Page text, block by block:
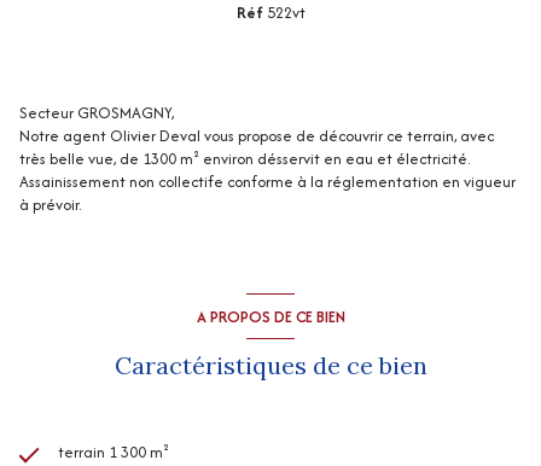
Réf 522vt
Secteur GROSMAGNY,
Notre agent Olivier Deval vous propose de découvrir ce terrain, avec
très belle vue, de 1300 m² environ désservit en eau et électricité.
Assainissement non collectife conforme à la réglementation en vigueur
à prévoir.
A PROPOS DE CE BIEN
Caractéristiques de ce bien
terrain 1 300 m²